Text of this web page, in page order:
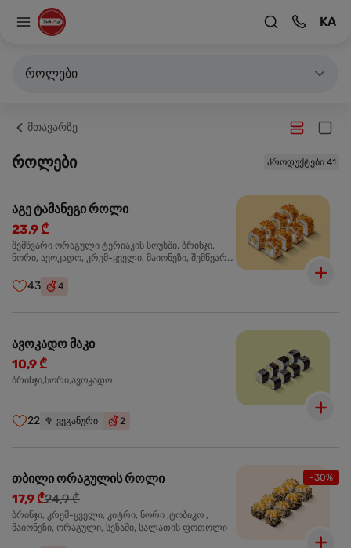
KA
როლები
მთავარზე
როლები პროდუქტები 41
აგე ტამანეგი როლი
23,9 ₾
შემწვარი ორაგული ტერიაკის სოუსში, ბრინჯი,
ნორი, ავოკადო, კრემ-ყველი, მაიონეზი, შემწვარი
43 4
ავოკადო მაკი
10,9 ₾
ბრინჯი,ნორი,ავოკადო
22 🥦 ვეგანური 2
-30%
თბილი ორაგულის როლი
17,9 ₾24,9 ₾
ბრინჯი, კრემ-ყველი, კიტრი, ნორი ,ტობიკო ,
მაიონეზი, ორაგული, სეზამი, სალათის ფოთოლი